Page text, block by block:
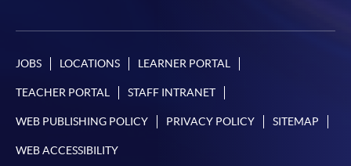
JOBS LOCATIONS LEARNER PORTAL
TEACHER PORTAL STAFF INTRANET
WEB PUBLISHING POLICY PRIVACY POLICY SITEMAP
WEB ACCESSIBILITY